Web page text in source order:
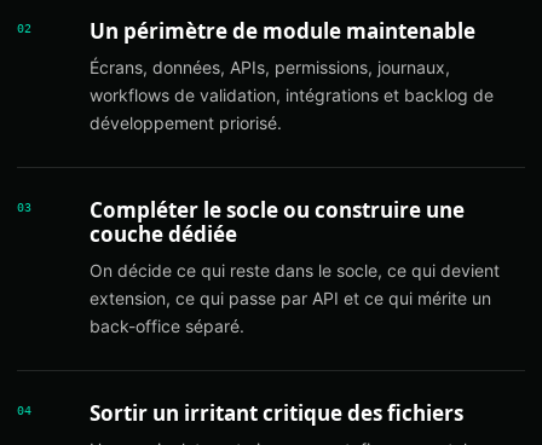
02 Un périmètre de module maintenable
Écrans, données, APIs, permissions, journaux,
workflows de validation, intégrations et backlog de
développement priorisé.
03
Compléter le socle ou construire une
couche dédiée
On décide ce qui reste dans le socle, ce qui devient
extension, ce qui passe par API et ce qui mérite un
back-office séparé.
04 Sortir un irritant critique des fichiers